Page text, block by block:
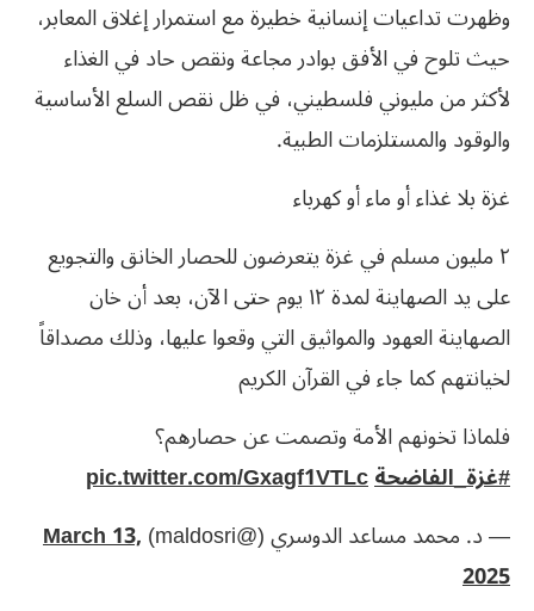
وظهرت تداعيات إنسانية خطيرة مع استمرار إغلاق المعابر،
حيث تلوح في الأفق بوادر مجاعة ونقص حاد في الغذاء
لأكثر من مليوني فلسطيني، في ظل نقص السلع الأساسية
والوقود والمستلزمات الطبية.
غزة بلا غذاء أو ماء أو كهرباء
٢ مليون مسلم في غزة يتعرضون للحصار الخانق والتجويع
على يد الصهاينة لمدة ١٢ يوم حتى الآن، بعد أن خان
الصهاينة العهود والمواثيق التي وقعوا عليها، وذلك مصداقاً
لخيانتهم كما جاء في القرآن الكريم
فلماذا تخونهم الأمة وتصمت عن حصارهم؟
#غزة_الفاضحةpic.twitter.com/Gxagf1VTLc
— د. محمد مساعد الدوسري (@maldosri)
March 13,
2025